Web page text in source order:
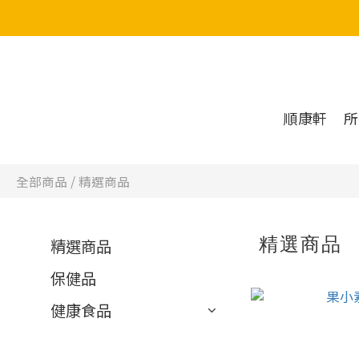
順康軒
全部商品 /精選商品
精選商品
保健品
健康食品
精選商品